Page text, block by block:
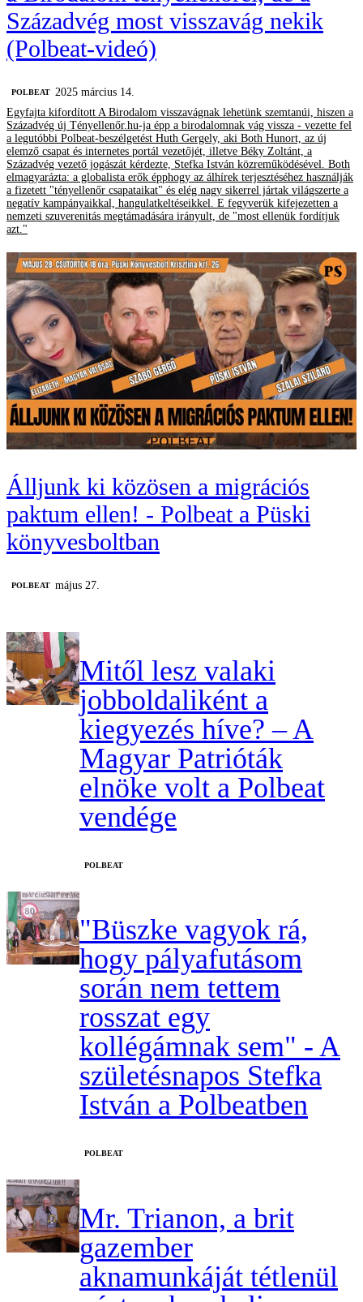
Századvég most visszavág nekik
(Polbeat-videó)
‎POLBEAT
2025 március 14.
Egyfajta kifordított A Birodalom visszavágnak lehetünk szemtanúi, hiszen a
Századvég új Tényellenőr.hu-ja épp a birodalomnak vág vissza - vezette fel
a legutóbbi Polbeat-beszélgetést Huth Gergely, aki Both Hunort, az új
elemző csapat és internetes portál vezetőjét, illetve Béky Zoltánt, a
Századvég vezető jogászát kérdezte, Stefka István közreműködésével. Both
elmagyarázta: a globalista erők épphogy az álhírek terjesztéséhez használják
a fizetett "tényellenőr csapataikat" és elég nagy sikerrel jártak világszerte a
negatív kampányaikkal, hangulatkeltéseikkel. E fegyverük kifejezetten a
nemzeti szuverenitás megtámadására irányult, de "most ellenük fordítjuk
azt."
Álljunk ki közösen a migrációs
paktum ellen! - Polbeat a Püski
könyvesboltban
‎POLBEAT május 27.
Mitől lesz valaki
jobboldaliként a
kiegyezés híve? – A
Magyar Patrióták
elnöke volt a Polbeat
vendége
‎POLBEAT
"Büszke vagyok rá,
hogy pályafutásom
során nem tettem
rosszat egy
kollégámnak sem" - A
születésnapos Stefka
István a Polbeatben
‎POLBEAT
Mr. Trianon, a brit
gazember
aknamunkáját tétlenül